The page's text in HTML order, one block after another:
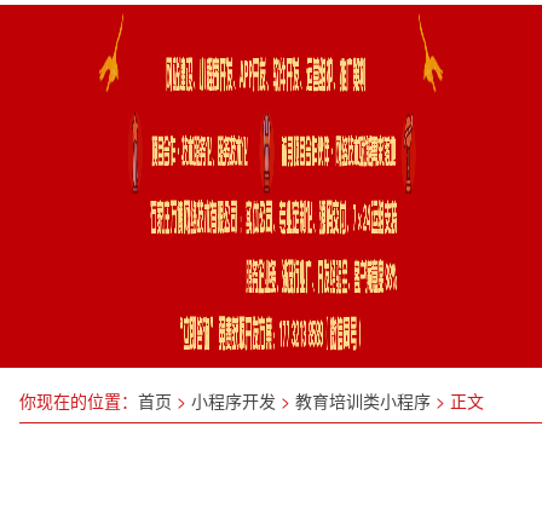
你现在的位置： 首页 > 小程序开发 > 教育培训类小程序 > 正文